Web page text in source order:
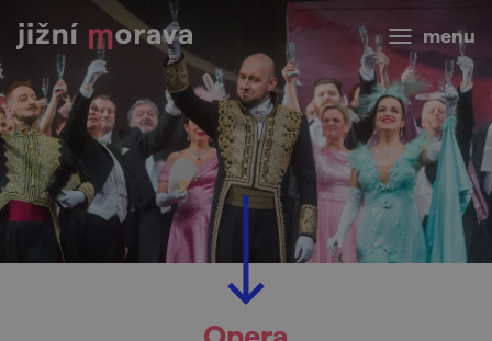
menu